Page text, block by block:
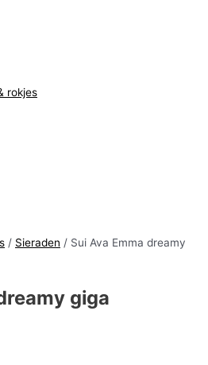
rokjes
/ Sieraden / Sui Ava Emma dreamy
giga